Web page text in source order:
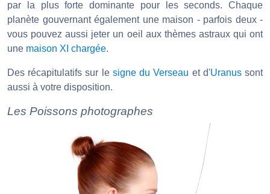
par la plus forte dominante pour les seconds. Chaque
planète gouvernant également une maison - parfois deux -
vous pouvez aussi jeter un oeil aux thèmes astraux qui ont
une maison XI chargée.
Des récapitulatifs sur le signe du Verseau et d'Uranussont
aussi à votre disposition.
Les Poissons photographes